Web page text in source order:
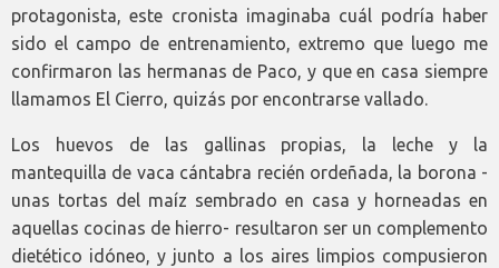
protagonista, este cronista imaginaba cuál podría haber
sido el campo de entrenamiento, extremo que luego me
confirmaron las hermanas de Paco, y que en casa siempre
llamamos El Cierro, quizás por encontrarse vallado.
Los huevos de las gallinas propias, la leche y la
mantequilla de vaca cántabra recién ordeñada, la borona -
unas tortas del maíz sembrado en casa y horneadas en
aquellas cocinas de hierro- resultaron ser un complemento
dietético idóneo, y junto a los aires limpios compusieron